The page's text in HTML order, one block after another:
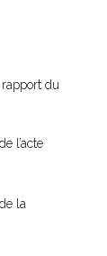
du
l’acte
la